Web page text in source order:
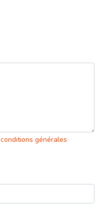
conditions générales